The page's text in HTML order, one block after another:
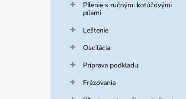
Pílenie s ručnými kotúčovými
pílami
Leštenie
Oscilácia
Príprava podkladu
Frézovanie